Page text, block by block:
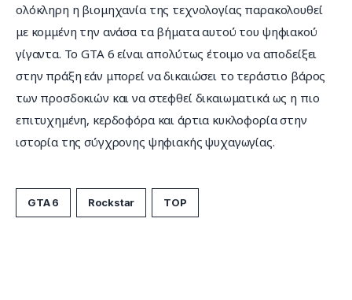
ολόκληρη η βιομηχανία της τεχνολογίας παρακολουθεί
με κομμένη την ανάσα τα βήματα αυτού του ψηφιακού
γίγαντα. Το GTA 6 είναι απολύτως έτοιμο να αποδείξει
στην πράξη εάν μπορεί να δικαιώσει το τεράστιο βάρος
των προσδοκιών και να στεφθεί δικαιωματικά ως η πιο
επιτυχημένη, κερδοφόρα και άρτια κυκλοφορία στην
ιστορία της σύγχρονης ψηφιακής ψυχαγωγίας.
GTA 6 Rockstar TOP